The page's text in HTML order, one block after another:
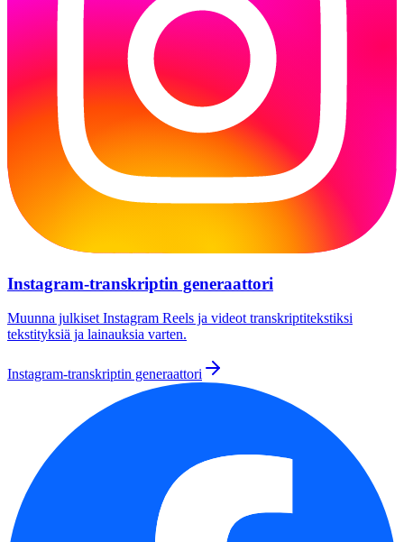
Instagram-transkriptin generaattori
Muunna julkiset Instagram Reels ja videot transkriptitekstiksi
tekstityksiä ja lainauksia varten.
Instagram-transkriptin generaattori